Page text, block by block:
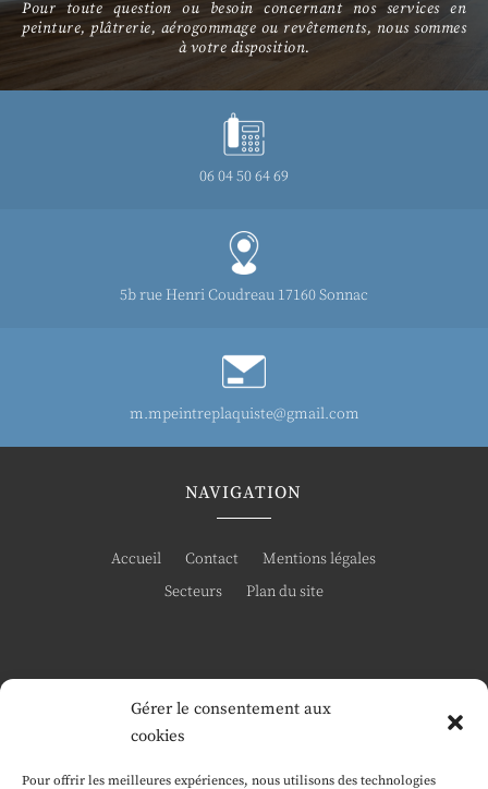
Gérer le consentement aux
cookies
Pour offrir les meilleures expériences, nous utilisons des technologies
Pour toute question ou besoin concernant nos services en
peinture, plâtrerie, aérogommage ou revêtements, nous sommes
à votre disposition.
06 04 50 64 69
5b rue Henri Coudreau 17160 Sonnac
m.mpeintreplaquiste@gmail.com
NAVIGATION
Accueil Contact
Mentions légales
Secteurs
Plan du site
RÉALISATION